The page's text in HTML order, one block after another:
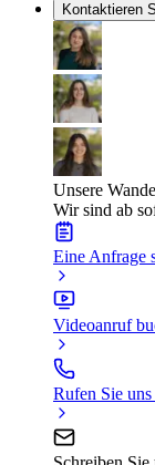
Kontaktieren
Unsere
Wir sind ab
Eine Anfrage
Videoanruf
Rufen Sie uns